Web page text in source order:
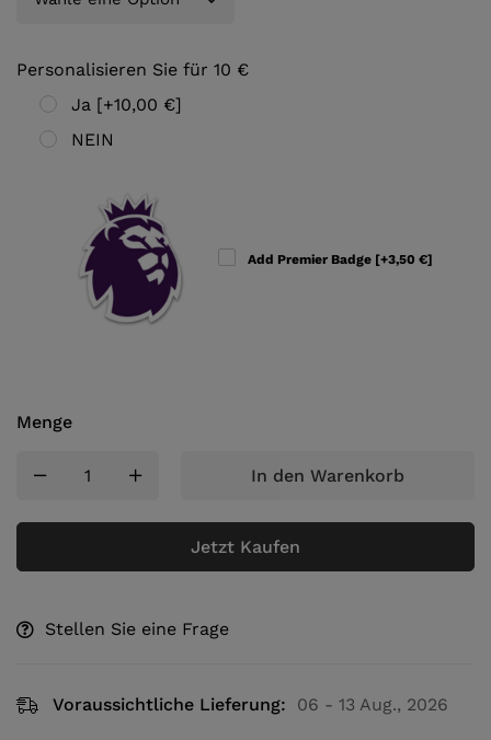
Personalisieren Sie für 10 €
Ja [+10,00 €]
NEIN
Add Premier Badge [+3,50 €]
Menge
In den Warenkorb
Jetzt Kaufen
Stellen Sie eine Frage
Voraussichtliche Lieferung: 06 - 13 Aug., 2026